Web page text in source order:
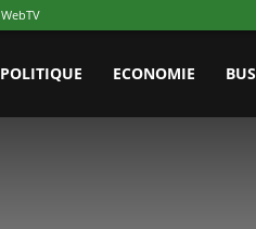
WebTV
POLITIQUE ECONOMIE